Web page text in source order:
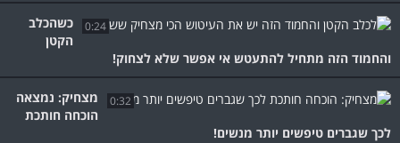
0:24
כשהכלב
הקטן
והחמוד הזה מתחיל להתעטש אי אפשר שלא לצחוק!
0:32
מצחיק: נמצאה
הוכחה חותכת
לכך שגברים טיפשים יותר מנשים!